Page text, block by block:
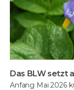
Das BLW setzt
Anfang Mai 2026